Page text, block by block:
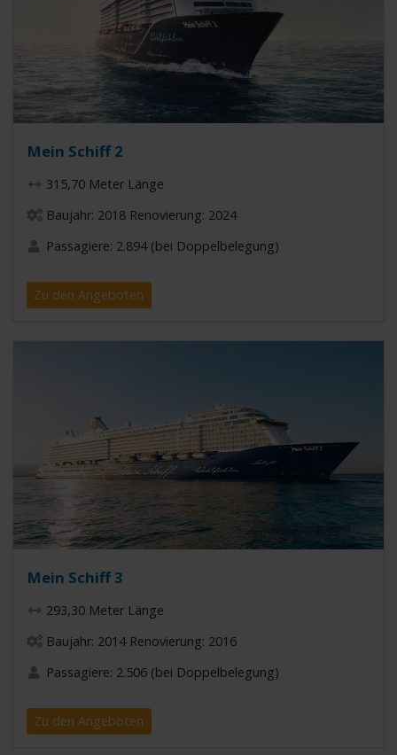
Mein Schiff 2
315,70 Meter Länge
Baujahr: 2018 Renovierung: 2024
Passagiere: 2.894 (bei Doppelbelegung)
Zu den Angeboten
Mein Schiff 3
293,30 Meter Länge
Baujahr: 2014 Renovierung: 2016
Passagiere: 2.506 (bei Doppelbelegung)
Zu den Angeboten